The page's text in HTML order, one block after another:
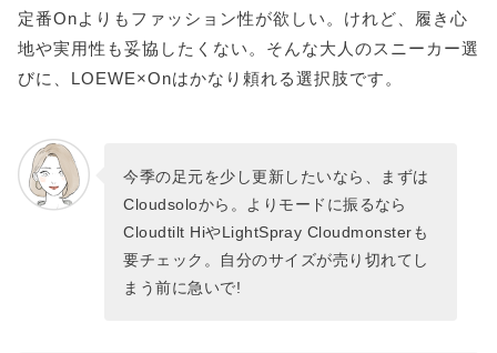
定番Onよりもファッション性が欲しい。けれど、履き心
地や実用性も妥協したくない。そんな大人のスニーカー選
びに、LOEWE×Onはかなり頼れる選択肢です。
今季の足元を少し更新したいなら、まずは
Cloudsoloから。よりモードに振るなら
Cloudtilt HiやLightSpray Cloudmonsterも
要チェック。自分のサイズが売り切れてし
まう前に急いで!